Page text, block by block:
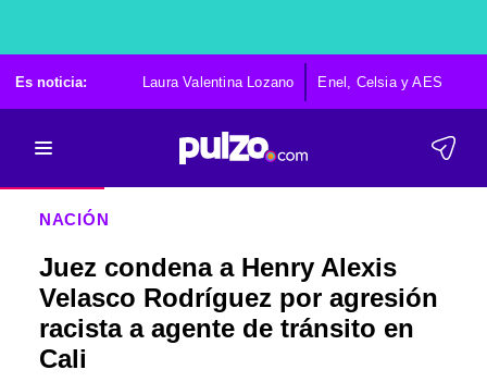
Es noticia: Laura Valentina Lozano Enel, Celsia y AES
NACIÓN
Juez condena a Henry Alexis
Velasco Rodríguez por agresión
racista a agente de tránsito en
Cali